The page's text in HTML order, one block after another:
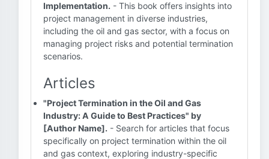
Implementation. - This book offers insights into
project management in diverse industries,
including the oil and gas sector, with a focus on
managing project risks and potential termination
scenarios.
Articles
"Project Termination in the Oil and Gas
Industry: A Guide to Best Practices" by
[Author Name]. - Search for articles that focus
specifically on project termination within the oil
and gas context, exploring industry-specific